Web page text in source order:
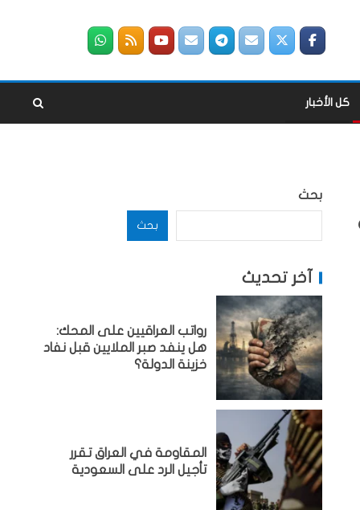
كل الأخبار
بحث
بحث
آخر تحديث
رواتب العراقيين على المحك:
هل ينفد صبر الملايين قبل نفاد
خزينة الدولة؟
المقاومة في العراق تقرر
تأجيل الرد على السعودية